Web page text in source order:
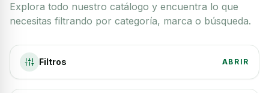
Explora todo nuestro catálogo y encuentra lo que
necesitas filtrando por categoría, marca o búsqueda.
Filtros ABRIR